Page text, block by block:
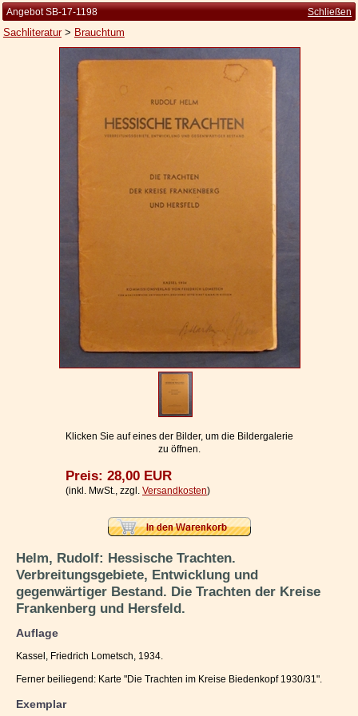
Kleine Kulturgeschichte
Die Meyer Auflagen
Zu den Angeboten
Widerrufsbelehrung
Datenschutzerklärung
Ihr Warenkorb
Angebot SB-17-1198 Schließen
Sachliteratur> Brauchtum
Klicken Sie auf eines der Bilder, um die Bildergalerie
zu öffnen.
Preis: 28,00 EUR
(inkl. MwSt., zzgl. Versandkosten)
Helm, Rudolf: Hessische Trachten.
Verbreitungsgebiete, Entwicklung und
gegenwärtiger Bestand. Die Trachten der Kreise
Frankenberg und Hersfeld.
Auflage
Kassel, Friedrich Lometsch, 1934.
Ferner beiliegend: Karte "Die Trachten im Kreise Biedenkopf 1930/31".
Exemplar